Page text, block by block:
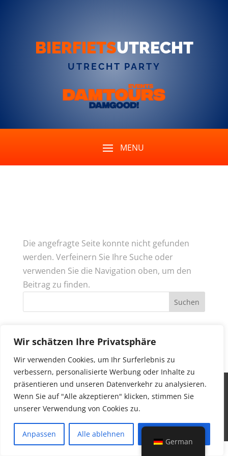
Wir schätzen Ihre Privatsphäre
Wir verwenden Cookies, um Ihr Surferlebnis zu
verbessern, personalisierte Werbung oder Inhalte zu
präsentieren und unseren Datenverkehr zu analysieren.
Wenn Sie auf "Alle akzeptieren" klicken, stimmen Sie
unserer Verwendung von Cookies zu.
Anpassen Alle ablehnen
BIERFIETSUTRECHT
UTRECHT PARTY
Die angefragte Seite konnte nicht gefunden
werden. Verfeinern Sie Ihre Suche oder
verwenden Sie die Navigation oben, um den
Beitrag zu finden.
Copyright © 2026
Partner-Seite |DamTours Veranstaltungen BV| KvK: 57210721
| BTW NL852484021B02
German